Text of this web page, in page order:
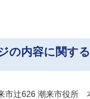
の内容に関す
市辻626 潮来市役